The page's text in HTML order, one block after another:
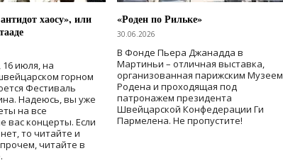
хаосу», или
июля, на
горном
Фестиваль
Надеюсь, вы уже
на все
вас концерты. Если
то читайте и
читайте в
«Роден по Рильке»
30.06.2026
В Фонде Пьера Джанадда в
Мартиньи – отличная выставка,
организованная парижским Музеем
Родена и проходящая под
патронажем президента
Швейцарской Конфедерации Ги
Пармелена. Не пропустите!